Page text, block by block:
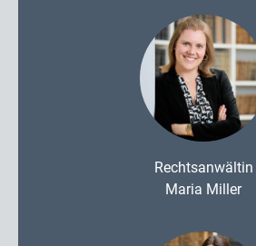
Rechtsanwältin
Maria Miller